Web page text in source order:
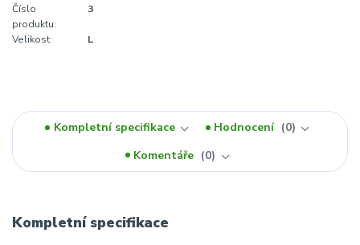
Číslo
produktu:
3
Velikost: L
Kompletní specifikace Hodnocení
0
Komentáře
0
Kompletní specifikace